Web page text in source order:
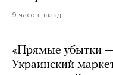
9 часов назад
«Прямые убытки
Украинский